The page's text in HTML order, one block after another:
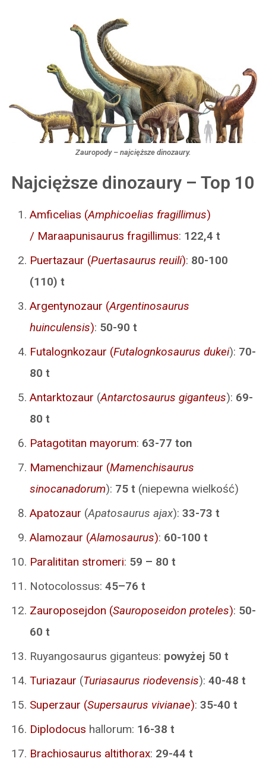
Zauropody – najcięższe dinozaury.
Najcięższe dinozaury – Top 10
Amficelias (Amphicoelias fragillimus)
/ Maraapunisaurus fragillimus: 122,4 t
Puertazaur (Puertasaurus reuili): 80-100
(110) t
Argentynozaur (Argentinosaurus
huinculensis): 50-90 t
Futalognkozaur (Futalognkosaurus dukei): 70-
80 t
Antarktozaur (Antarctosaurus giganteus): 69-
80 t
Patagotitan mayorum: 63-77 ton
Mamenchizaur (Mamenchisaurus
sinocanadorum): 75 t (niepewna wielkość)
Apatozaur (Apatosaurus ajax): 33-73 t
Alamozaur (Alamosaurus): 60-100 t
Paralititan stromeri: 59 – 80 t
Notocolossus: 45–76 t
Zauroposejdon (Sauroposeidon proteles): 50-
60 t
Ruyangosaurus giganteus: powyżej 50 t
Turiazaur (Turiasaurus riodevensis): 40-48 t
Superzaur (Supersaurus vivianae): 35-40 t
Diplodocus hallorum: 16-38 t
Brachiosaurus altithorax: 29-44 t